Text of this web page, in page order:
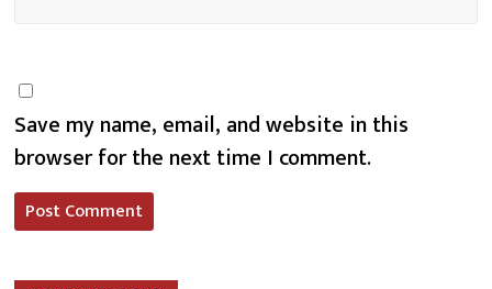
Save my name, email, and website in this
browser for the next time I comment.